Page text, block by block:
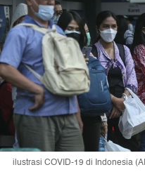
ilustrasi COVID-19 di Indonesia